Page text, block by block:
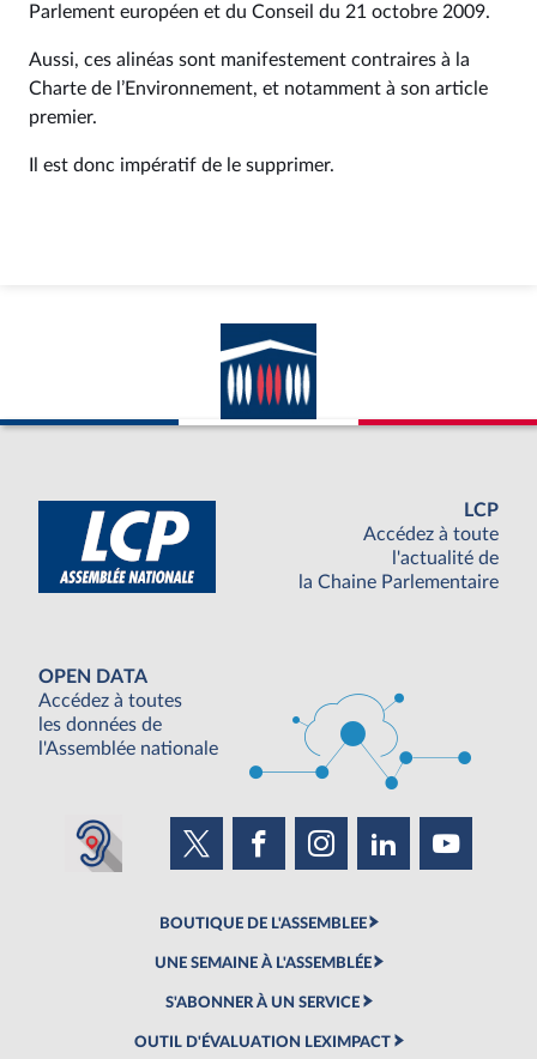
Parlement européen et du Conseil du 21 octobre 2009.
Aussi, ces alinéas sont manifestement contraires à la
Charte de l’Environnement, et notamment à son article
premier.
Il est donc impératif de le supprimer.
LCP
Accédez à toute
l'actualité de
la Chaine Parlementaire
OPEN DATA
Accédez à toutes
les données de
l'Assemblée nationale
BOUTIQUE DE L'ASSEMBLEE
UNE SEMAINE À L'ASSEMBLÉE
S'ABONNER À UN SERVICE
OUTIL D'ÉVALUATION LEXIMPACT